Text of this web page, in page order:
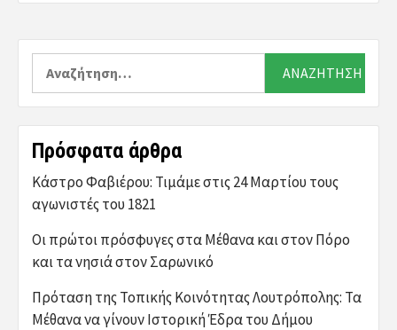
Αναζήτηση
για:
Πρόσφατα άρθρα
Κάστρο Φαβιέρου: Τιμάμε στις 24 Μαρτίου τους
αγωνιστές του 1821
Οι πρώτοι πρόσφυγες στα Μέθανα και στον Πόρο
και τα νησιά στον Σαρωνικό
Πρόταση της Τοπικής Κοινότητας Λουτρόπολης: Τα
Μέθανα να γίνουν Ιστορική Έδρα του Δήμου